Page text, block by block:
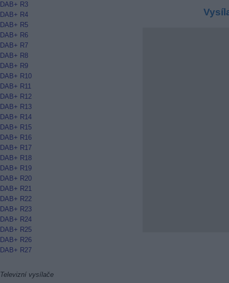
DAB+ R3
DAB+ R4
DAB+ R5
DAB+ R6
DAB+ R7
DAB+ R8
DAB+ R9
DAB+ R10
DAB+ R11
DAB+ R12
DAB+ R13
DAB+ R14
DAB+ R15
DAB+ R16
DAB+ R17
DAB+ R18
DAB+ R19
DAB+ R20
DAB+ R21
DAB+ R22
DAB+ R23
DAB+ R24
DAB+ R25
DAB+ R26
DAB+ R27
Televizní vysílače